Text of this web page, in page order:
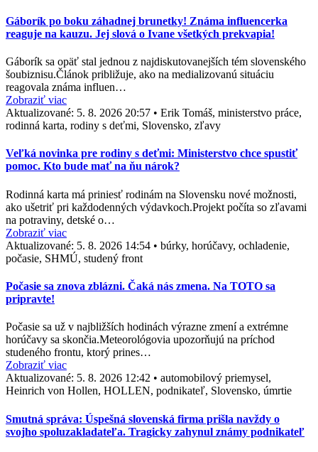
Gáborík po boku záhadnej brunetky! Známa influencerka
reaguje na kauzu. Jej slová o Ivane všetkých prekvapia!
Gáborík sa opäť stal jednou z najdiskutovanejších tém slovenského
šoubiznisu.Článok približuje, ako na medializovanú situáciu
reagovala známa influen…
Zobraziť viac
Aktualizované: 5. 8. 2026 20:57 • Erik Tomáš, ministerstvo práce,
rodinná karta, rodiny s deťmi, Slovensko, zľavy
Veľká novinka pre rodiny s deťmi: Ministerstvo chce spustiť
pomoc. Kto bude mať na ňu nárok?
Rodinná karta má priniesť rodinám na Slovensku nové možnosti,
ako ušetriť pri každodenných výdavkoch.Projekt počíta so zľavami
na potraviny, detské o…
Zobraziť viac
Aktualizované: 5. 8. 2026 14:54 • búrky, horúčavy, ochladenie,
počasie, SHMÚ, studený front
Počasie sa znova zblázni. Čaká nás zmena. Na TOTO sa
pripravte!
Počasie sa už v najbližších hodinách výrazne zmení a extrémne
horúčavy sa skončia.Meteorológovia upozorňujú na príchod
studeného frontu, ktorý prines…
Zobraziť viac
Aktualizované: 5. 8. 2026 12:42 • automobilový priemysel,
Heinrich von Hollen, HOLLEN, podnikateľ, Slovensko, úmrtie
Smutná správa: Úspešná slovenská firma prišla navždy o
svojho spoluzakladateľa. Tragicky zahynul známy podnikateľ